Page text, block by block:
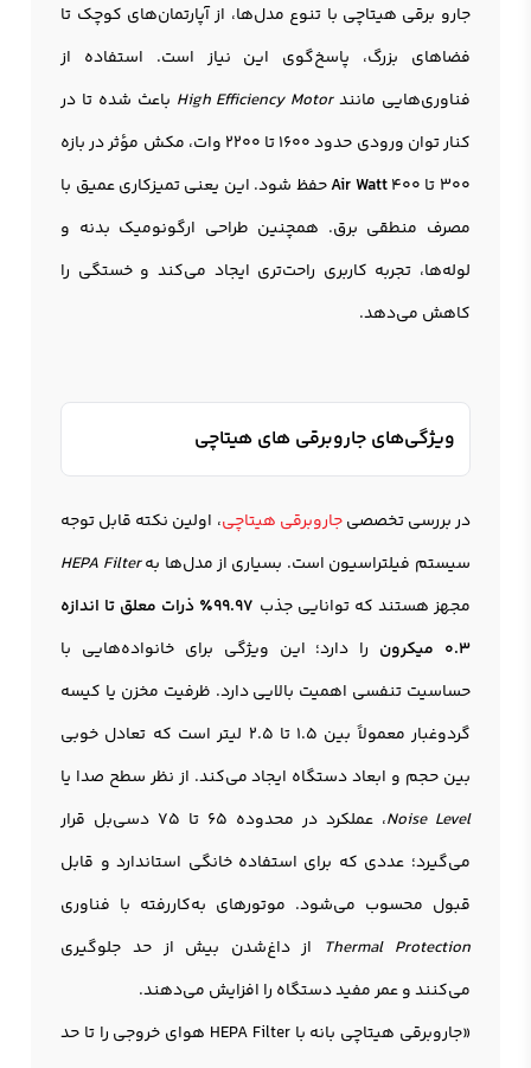
جارو برقی هیتاچی با تنوع مدل‌ها، از آپارتمان‌های کوچک تا
فضاهای بزرگ، پاسخ‌گوی این نیاز است. استفاده از
فناوری‌هایی مانندHigh Efficiency Motor باعث شده تا در
کنار توان ورودی حدود 1600 تا 2200 وات، مکش مؤثر در بازه
300 تا 400
Air Wattحفظ شود. این یعنی تمیزکاری عمیق با
مصرف منطقی برق. همچنین طراحی ارگونومیک بدنه و
لوله‌ها، تجربه کاربری راحت‌تری ایجاد می‌کند و خستگی را
کاهش می‌دهد.
ویژگی‌های جاروبرقی های هیتاچی
در بررسی تخصصیجاروبرقی هیتاچی، اولین نکته قابل توجه
سیستم فیلتراسیون است. بسیاری از مدل‌ها بهHEPA Filter
مجهز هستند که توانایی جذب
99.97٪ ذرات معلق تا اندازه
0.3 میکرون
را دارد؛ این ویژگی برای خانواده‌هایی با
حساسیت تنفسی اهمیت بالایی دارد. ظرفیت مخزن یا کیسه
گردوغبار معمولاً بین 1.5 تا 2.5 لیتر است که تعادل خوبی
بین حجم و ابعاد دستگاه ایجاد می‌کند. از نظر سطح صدا یا
Noise Level
، عملکرد در محدوده 65 تا 75 دسی‌بل قرار
می‌گیرد؛ عددی که برای استفاده خانگی استاندارد و قابل
قبول محسوب می‌شود. موتورهای به‌کاررفته با فناوری
Thermal Protection از داغ‌شدن بیش از حد جلوگیری
می‌کنند و عمر مفید دستگاه را افزایش می‌دهند.
«جاروبرقی هیتاچی بانه با HEPA Filter هوای خروجی را تا حد